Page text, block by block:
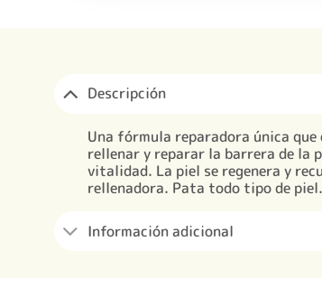
Descripción
Una fórmula reparadora única
rellenar y reparar la barrera de la
vitalidad. La piel se regenera y
rellenadora. Pata todo tipo de
Información adicional